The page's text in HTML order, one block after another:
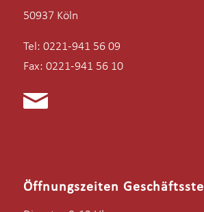
50937 Köln
Tel: 0221-941 56 09
Fax: 0221-941 56 10
Öffnungszeiten